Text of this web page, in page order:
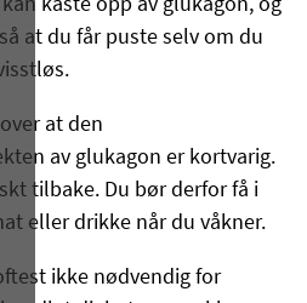
kaste opp av glukagon, og
at du får puste selv om du
at den
av glukagon er kortvarig.
tilbake. Du bør derfor få i
eller drikke når du våkner.
ikke nødvendig for